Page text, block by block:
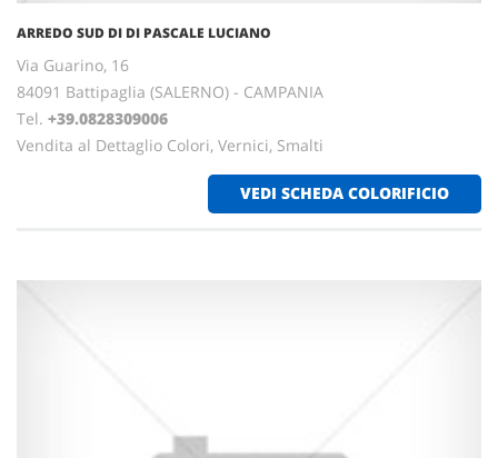
ARREDO SUD DI DI PASCALE LUCIANO
Via Guarino, 16
84091 Battipaglia (SALERNO) - CAMPANIA
Tel. +39.0828309006
Vendita al Dettaglio Colori, Vernici, Smalti
VEDI SCHEDA COLORIFICIO